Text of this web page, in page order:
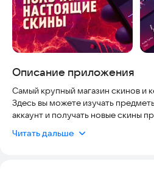
Описание приложения
Самый крупный магазин скинов и
Здесь вы можете изучать
аккаунт и получать новые скины
Проходите викторины, собирайте
Читать дальше